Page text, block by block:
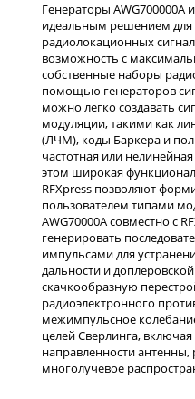
Генераторы AWG700000A
идеальным решением для
радиолокационных
возможность с
собственные наборы
помощью генераторов
можно легко создавать
модуляции, такими как
(ЛЧМ), коды Баркера и
частотная или
этом широкая
RFXpress позволяют
пользователем типами
AWG70000A совместно с
генерировать
импульсами для
дальности и
скачкообразную
радиоэлектронного
межимпульсное
целей Сверлинга,
направленности
многолучевое